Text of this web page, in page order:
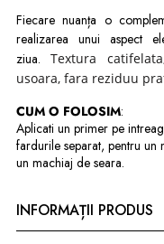
Fiecare nuanța o
realizarea unui aspect
ziua.Textura
usoara, fara reziduu
CUM O FOLOSIM:
Aplicati un primer pe
fardurile separat, pentru un
un machiaj de seara.
INFORMAȚII PRODUS